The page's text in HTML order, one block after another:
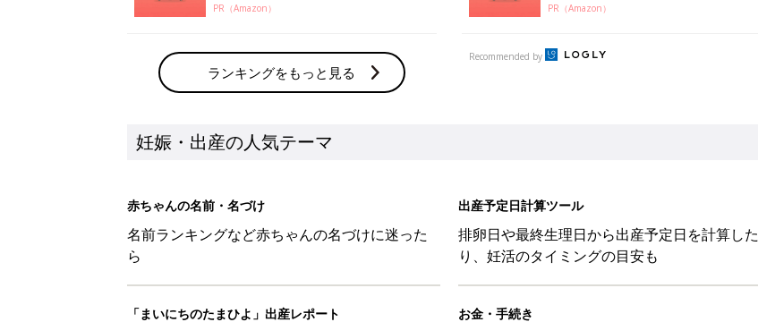
PR（Amazon）
ランキングをもっと見る
PR（Amazon）
Recommended by
妊娠・出産の人気テーマ
赤ちゃんの名前・名づけ
名前ランキングなど赤ちゃんの名づけに迷った
ら
出産予定日計算ツール
排卵日や最終生理日から出産予定日を計算した
り、妊活のタイミングの目安も
「まいにちのたまひよ」出産レポート お金・手続き